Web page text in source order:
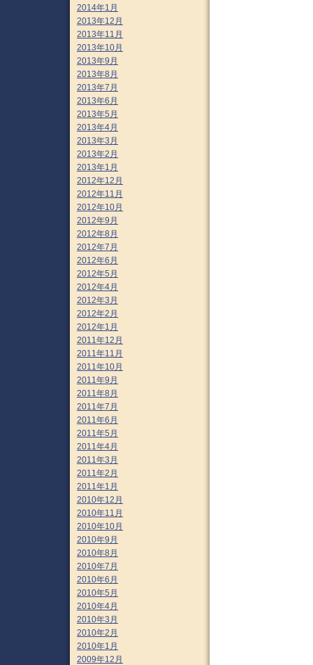
2014年1月
2013年12月
2013年11月
2013年10月
2013年9月
2013年8月
2013年7月
2013年6月
2013年5月
2013年4月
2013年3月
2013年2月
2013年1月
2012年12月
2012年11月
2012年10月
2012年9月
2012年8月
2012年7月
2012年6月
2012年5月
2012年4月
2012年3月
2012年2月
2012年1月
2011年12月
2011年11月
2011年10月
2011年9月
2011年8月
2011年7月
2011年6月
2011年5月
2011年4月
2011年3月
2011年2月
2011年1月
2010年12月
2010年11月
2010年10月
2010年9月
2010年8月
2010年7月
2010年6月
2010年5月
2010年4月
2010年3月
2010年2月
2010年1月
2009年12月